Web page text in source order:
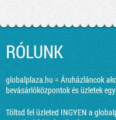
RÓLUNK
globalplaza.hu = Áruházláncok
bevásárlóközpontok és üzletek
Töltsd fel üzleted INGYEN a